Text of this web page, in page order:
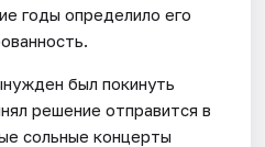
годы определило его
был покинуть
решение отправится в
сольные концерты